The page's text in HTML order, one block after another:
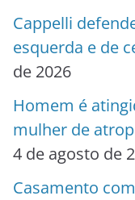
Cappelli
esquerda e de
de 2026
Homem é
mulher de
4 de agosto de
Casamento